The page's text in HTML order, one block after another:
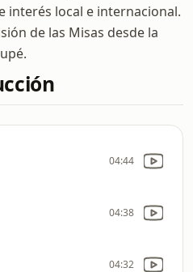
interés local e internacional.
de las Misas desde la
04:44
04:38
04:32